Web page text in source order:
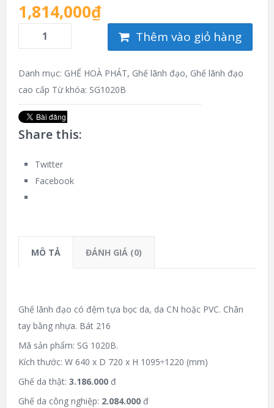
1,814,000₫
Thêm vào giỏ hàng
Danh mục: GHẾ HOÀ PHÁT, Ghế lãnh đạo, Ghế lãnh đạo
cao cấp Từ khóa: SG1020B
Share this:
Twitter
Facebook
MÔ TẢ ĐÁNH GIÁ (0)
Ghế lãnh đạo có đệm tựa bọc da, da CN hoặc PVC. Chân
tay bằng nhựa. Bát 216
Mã sản phẩm: SG 1020B.
Kích thước: W 640 x D 720 x H 1095÷1220 (mm)
Ghế da thật: 3.186.000đ
Ghế da công nghiệp: 2.084.000 đ